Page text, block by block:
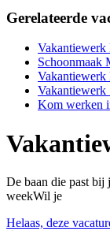
Gerelateerde
Schoonmaak
Vakantiewerk
Kom werken
De baan die past
weekWil je
Helaas, deze